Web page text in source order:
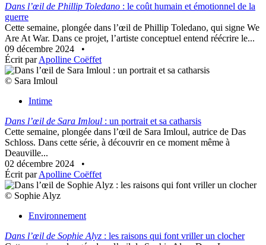
Dans l’œil de Phillip Toledano : le coût humain et émotionnel de la
guerre
Cette semaine, plongée dans l’œil de Phillip Toledano, qui signe We
Are At War. Dans ce projet, l’artiste conceptuel entend réécrire le...
09 décembre 2024
•
Écrit parApolline Coëffet
© Sara Imloul
Intime
Dans l’œil de Sara Imloul : un portrait et sa catharsis
Cette semaine, plongée dans l’œil de Sara Imloul, autrice de Das
Schloss. Dans cette série, à découvrir en ce moment même à
Deauville...
02 décembre 2024
•
Écrit parApolline Coëffet
© Sophie Alyz
Environnement
Dans l’œil de Sophie Alyz : les raisons qui font vriller un clocher